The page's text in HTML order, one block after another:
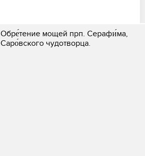
Обре́тение мощей прп. Серафи́ма,
Саро́вского чудотворца.